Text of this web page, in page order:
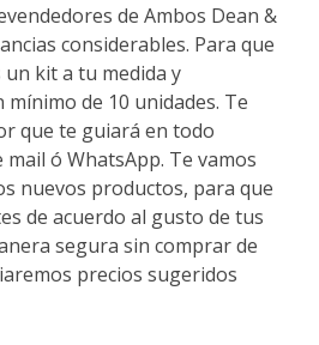
de Ambos Dean &
considerables. Para que
kit a tu medida y
de 10 unidades. Te
que te guiará en todo
ó WhatsApp. Te vamos
nuevos productos, para que
de acuerdo al gusto de tus
segura sin comprar de
precios sugeridos